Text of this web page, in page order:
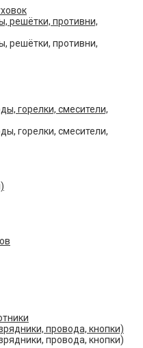
решётки, противни,
решётки, противни,
горелки, смесители,
горелки, смесители,
провода, кнопки)
провода, кнопки)